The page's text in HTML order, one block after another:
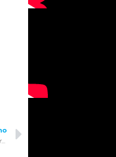
Final do SuperBike Brasil 2024